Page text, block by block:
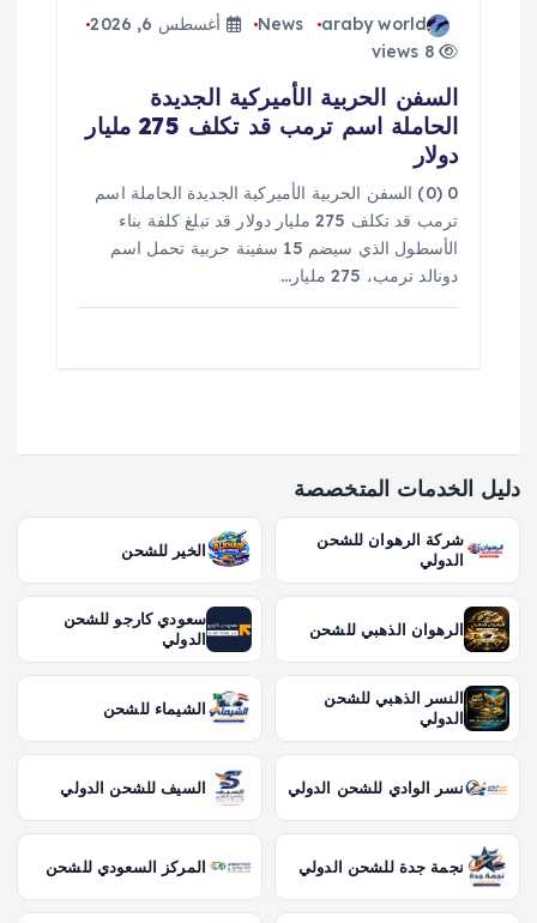
araby world
News
أغسطس 6, 2026
8 views
السفن الحربية الأميركية الجديدة
الحاملة اسم ترمب قد تكلف 275 مليار
دولار
0 (0) السفن الحربية الأميركية الجديدة الحاملة اسم
ترمب قد تكلف 275 مليار دولار قد تبلغ كلفة بناء
الأسطول الذي سيضم 15 سفينة حربية تحمل اسم
دونالد ترمب، 275 مليار…
دليل الخدمات المتخصصة
شركة الرهوان للشحن
الدولي
الخير للشحن
الرهوان الذهبي للشحن
سعودي كارجو للشحن
الدولي
النسر الذهبي للشحن
الدولي
الشيماء للشحن
نسر الوادي للشحن الدولي السيف للشحن الدولي
نجمة جدة للشحن الدولي المركز السعودي للشحن